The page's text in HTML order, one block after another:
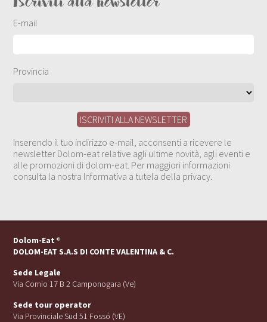
E-mail
Provincia
Inserendo il tuo indirizzo e-mail, acconsenti a ricevere le
newsletter Dolom-eat relative agli ultime novità, agli eventi e
alle promozioni di dolom-eat. Per maggiori informazioni
consulta la nostra Informativa a tutela della privacy.
Dolom-Eat ®
DOLOM-EAT S.A.S DI CONTE VALENTINA & C.
Sede Legale
Via Cornio 17 B 2 Camponogara (Ve)
Sede tour operator
Via Provinciale Sud 51 Fossó (VE)